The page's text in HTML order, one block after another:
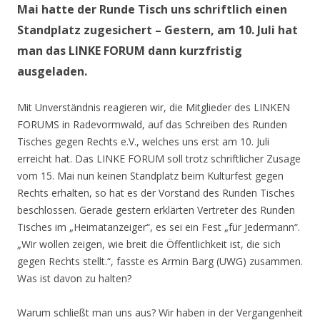
Mai hatte der Runde Tisch uns schriftlich einen
Standplatz zugesichert – Gestern, am 10. Juli hat
man das LINKE FORUM dann kurzfristig
ausgeladen.
Mit Unverständnis reagieren wir, die Mitglieder des LINKEN
FORUMS in Radevormwald, auf das Schreiben des Runden
Tisches gegen Rechts e.V., welches uns erst am 10. Juli
erreicht hat. Das LINKE FORUM soll trotz schriftlicher Zusage
vom 15. Mai nun keinen Standplatz beim Kulturfest gegen
Rechts erhalten, so hat es der Vorstand des Runden Tisches
beschlossen. Gerade gestern erklärten Vertreter des Runden
Tisches im „Heimatanzeiger“, es sei ein Fest „für Jedermann“.
„Wir wollen zeigen, wie breit die Öffentlichkeit ist, die sich
gegen Rechts stellt.“, fasste es Armin Barg (UWG) zusammen.
Was ist davon zu halten?
Warum schließt man uns aus? Wir haben in der Vergangenheit